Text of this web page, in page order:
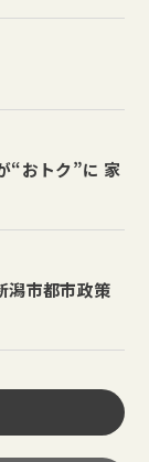
“おトク”に 家
潟市都市政策